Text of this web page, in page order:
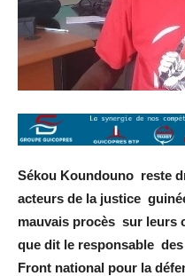
Sékou Koundouno reste
acteurs de la justice
mauvais procès sur leurs
que dit le responsable
Front national pour la